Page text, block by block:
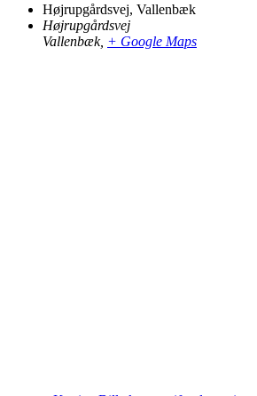
Højrupgårdsvej, Vallenbæk
Højrupgårdsvej
Vallenbæk, + Google Maps